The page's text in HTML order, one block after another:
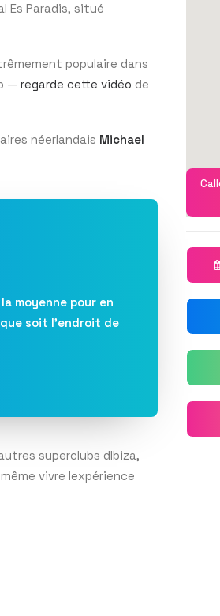
Es Paradis, situé
populaire dans
— regarde cette vidéo de
néerlandais Michael
moyenne pour en
soit l’endroit de
superclubs dIbiza,
vivre lexpérience